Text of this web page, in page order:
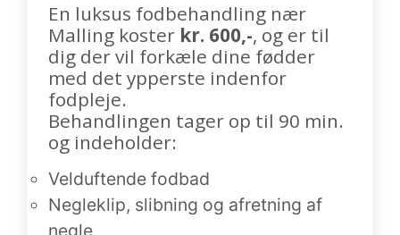
En luksus fodbehandling nær
Malling koster kr. 600,-, og er til
dig der vil forkæle dine fødder
med det ypperste indenfor
fodpleje.
Behandlingen tager op til 90 min.
og indeholder:
Velduftende fodbad
Negleklip, slibning og afretning af
negle